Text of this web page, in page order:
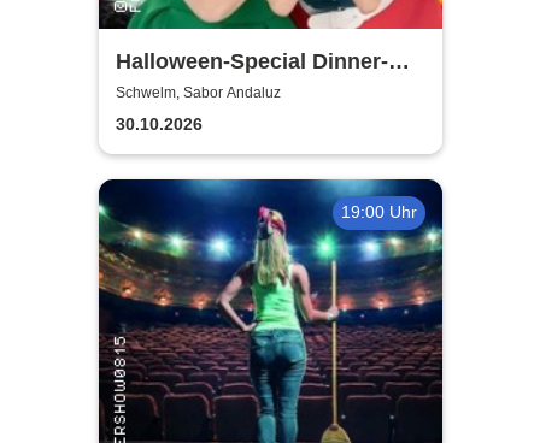
Halloween-Special Dinner-
Show | Ein Herz und eine
Tante
Schwelm, Sabor Andaluz
30.10.2026
19:00 Uhr